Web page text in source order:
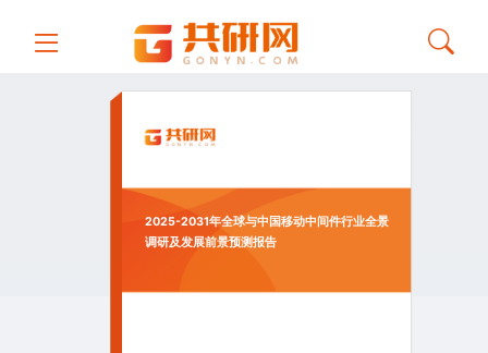
2025-2031年全球与中国移动中间件行业全景
调研及发展前景预测报告